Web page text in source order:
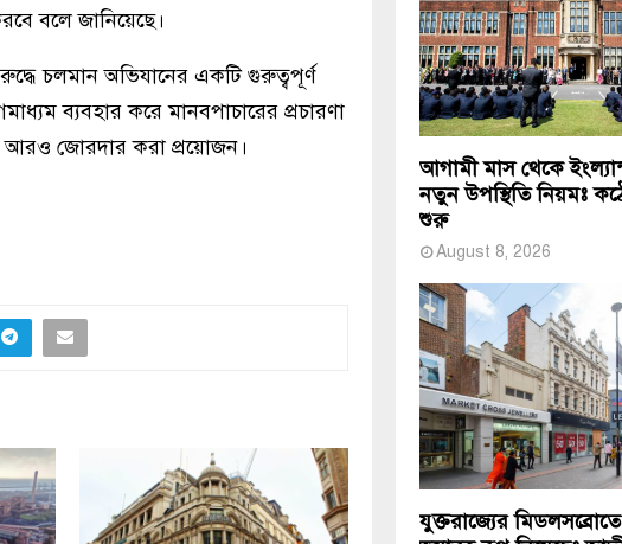
বলে জানিয়েছে।
চলমান অভিযানের একটি গুরুত্বপূর্ণ
ব্যবহার করে মানবপাচারের প্রচারণা
আরও জোরদার করা প্রয়োজন।
আগামী মাস থেকে
নতুন উপস্থিতি নিয়মঃ
শুরু
August 8, 2026
যুক্তরাজ্যের